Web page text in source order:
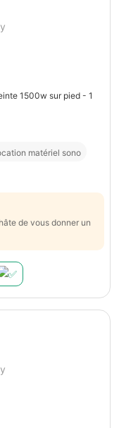
1500w sur pied - 1
matériel sono
de vous donner un